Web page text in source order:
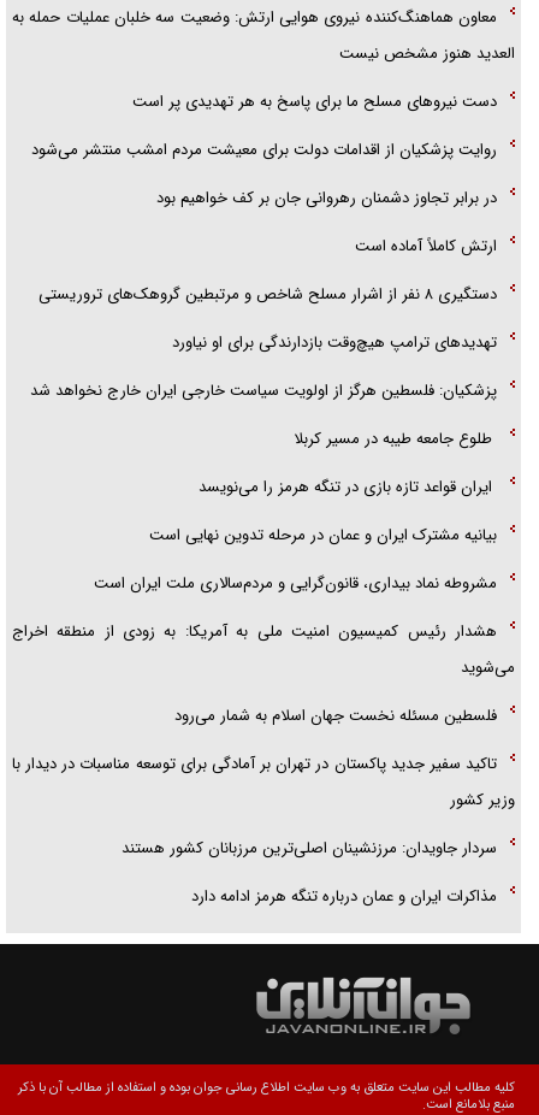
معاون هماهنگ‌کننده نیروی هوایی ارتش: وضعیت سه خلبان عملیات حمله به
العدید هنوز مشخص نیست
دست نیرو‌های مسلح ما برای پاسخ به هر تهدیدی پر است
روایت پزشکیان از اقدامات دولت برای معیشت مردم امشب منتشر می‌شود
در برابر تجاوز دشمنان رهروانی جان بر کف خواهیم بود
ارتش کاملاً آماده است
دستگیری ۸ نفر از اشرار مسلح شاخص و مرتبطین گروهک‌های تروریستی
تهدید‌های ترامپ هیچ‌وقت بازدارندگی برای او نیاورد
پزشکیان: فلسطین هرگز از اولویت سیاست خارجی ایران خارج نخواهد شد
طلوع جامعه طیبه در مسیر کربلا
ایران قواعد تازه بازی در تنگه هرمز را می‌نویسد
بیانیه مشترک ایران و عمان در مرحله تدوین نهایی است
مشروطه نماد بیداری، قانون‌گرایی و مردم‌سالاری ملت ایران است
هشدار رئیس کمیسیون امنیت ملی به آمریکا: به زودی از منطقه اخراج
می‌شوید
فلسطین مسئله نخست جهان اسلام به شمار می‌رود
تاکید سفیر جدید پاکستان در تهران بر آمادگی برای توسعه مناسبات در دیدار با
وزیر کشور
سردار جاویدان: مرزنشینان اصلی‌ترین مرزبانان کشور هستند
مذاکرات ایران و عمان درباره تنگه هرمز ادامه دارد
کلیه مطالب این سایت متعلق به وب سایت اطلاع رسانی جوان بوده و استفاده از مطالب آن با ذکر
منبع بلامانع است.